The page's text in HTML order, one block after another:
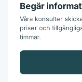
Begär
Våra konsulter
priser och
timmar.